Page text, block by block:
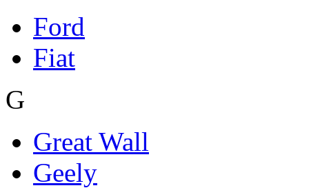
Ford
Fiat
G
Great Wall
Geely